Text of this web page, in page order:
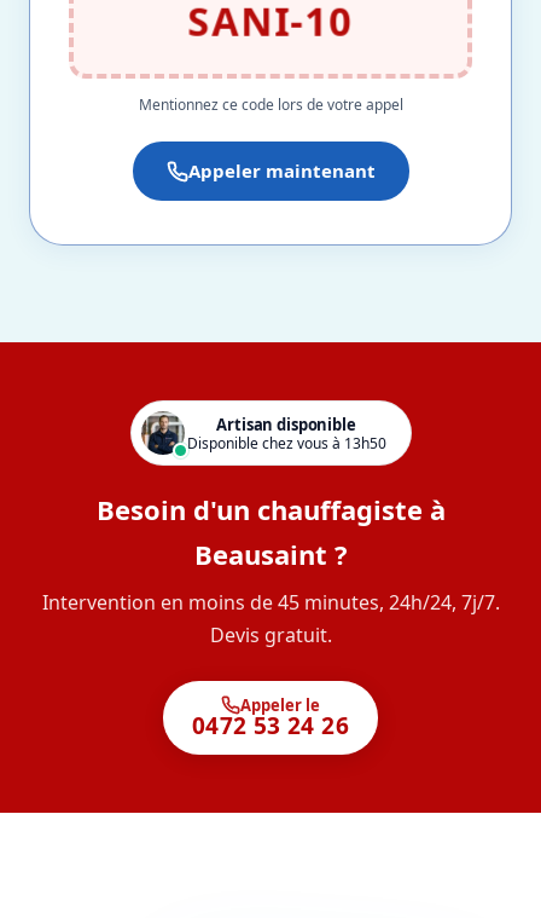
SANI-10
Mentionnez ce code lors de votre appel
Appeler maintenant
Artisan disponible
Disponible chez vous à 13h50
Besoin d'un chauffagiste à
Beausaint ?
Intervention en moins de 45 minutes, 24h/24, 7j/7.
Devis gratuit.
Appeler le
0472 53 24 26